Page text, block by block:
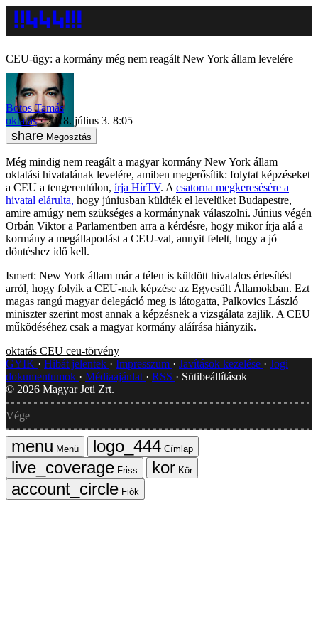
CEU-ügy: a kormány még nem reagált New York állam levelére
Botos Tamás
oktatás
2018. július 3. 8:05
Megosztás
Még mindig nem reagált a magyar kormány New York állam
oktatási hivatalának levelére, amiben megerősítik: folytat képzéseket
a CEU a tengerentúlon, írja HírTV. A csatorna megkeresésére a
hivatal elárulta, hogy júniusban küldték el levelüket Budapestre,
amire amúgy nem szükséges a kormánynak válaszolni. Június végén
Orbán Viktor a Parlamentben arra a kérdésre, hogy mikor írja alá a
kormány a megállapodást a CEU-val, annyit felelt, hogy a jó
döntéshez idő kell.
Ismert: New York állam már a télen is küldött hivatalos értesítést
arról, hogy folyik a CEU-nak képzése az Egyesült Államokban. Ezt
magas rangú magyar delegáció meg is látogatta, Palkovics László
miniszter szerint most annak a képzésnek a vizsgálata zajlik. A CEU
működéséhez csak a magyar kormány aláírása hiányzik.
oktatás CEU ceu-törvény
GYIK
Hibát jelentek Impresszum Javítások kezelése
Jogi
dokumentumok
Médiaajánlat RSS
Sütibeállítások
© 2026 Magyar Jeti Zrt.
Vége
Menü
Címlap
Friss
Kör
Fiók